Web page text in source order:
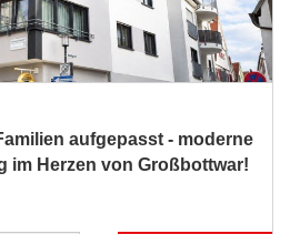
aufgepasst - moderne
im Herzen von Großbottwar!